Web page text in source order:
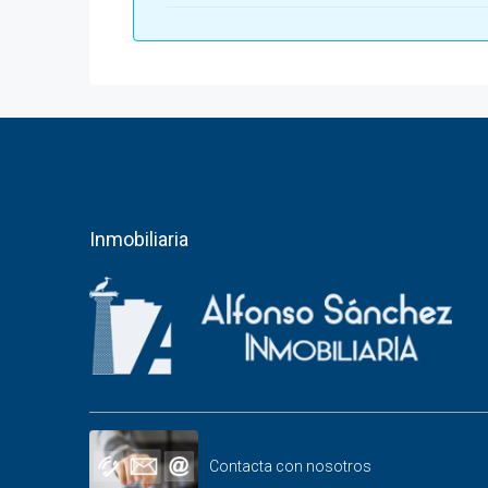
Inmobiliaria
Contacta con nosotros